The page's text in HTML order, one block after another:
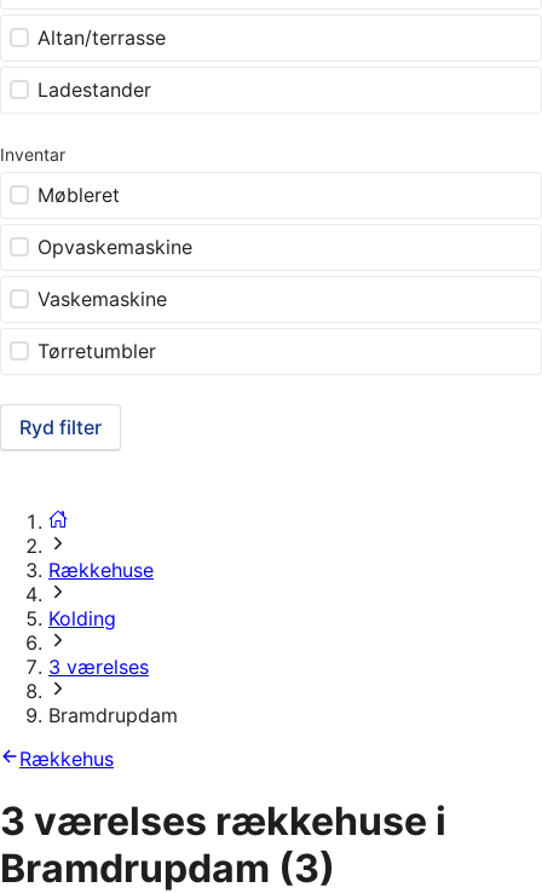
Altan/terrasse
Ladestander
Inventar
Møbleret
Opvaskemaskine
Vaskemaskine
Tørretumbler
Ryd filter
Rækkehuse
Kolding
3 værelses
Bramdrupdam
Rækkehus
3 værelses rækkehuse i
Bramdrupdam (3)